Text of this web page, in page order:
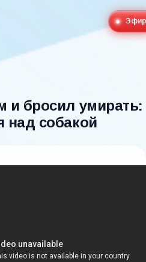
Эфир
и бросил умирать:
над собакой